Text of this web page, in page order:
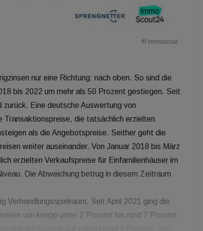
© Immoscout
nur eine Richtung: nach oben. So sind die
bis 2022 um mehr als 50 Prozent gestiegen. Seit
Eine deutsche Auswertung von
die tatsächlich erzielten
als die Angebotspreise. Seither geht die
weiter auseinander. Von Januar 2018 bis März
erzielten Verkaufspreise für Einfamilienhäuser im
Die Abweichung betrug in diesem Zeitraum
Verhandlungsspielraum. Seit April 2021 ging die
von knapp unter 2 Prozent bis rund 7 Prozent